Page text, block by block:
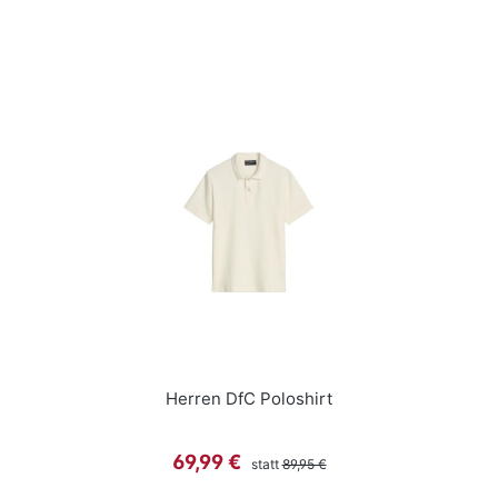
Herren DfC Poloshirt
Verkaufspreis:
69,99 € stattRegulärer Preis:
89,95 €